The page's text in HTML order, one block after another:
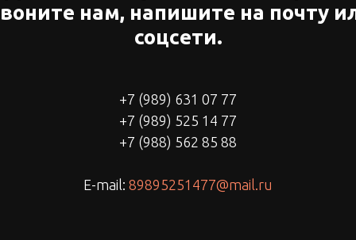
нам, напишите на почту
соцсети.
+7 (989) 631 07 77
+7 (989) 525 14 77
+7 (988) 562 85 88
E-mail: 89895251477@mail.ru